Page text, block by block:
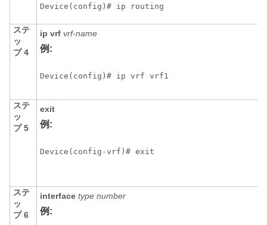
Device(config)# ip routing
ステ
ッ
プ 4
ip vrf vrf-name
例:
Device(config)# ip vrf vrf1
ステ
ッ
プ 5
exit
例:
Device(config-vrf)# exit
ステ
ッ
プ 6
interface type number
例: